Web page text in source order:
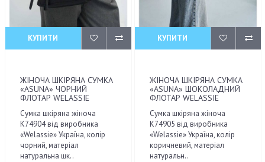
КУПИТИ
ЖІНОЧА ШКІРЯНА СУМКА
«ASUNA» ЧОРНИЙ
ФЛОТАР WELASSIE
Сумка шкіряна жіноча
K74904 від виробника
«Welassie» Україна, колір
чорний, матеріал
натуральна шк..
КУПИТИ
ЖІНОЧА ШКІРЯНА СУМКА
«ASUNA» ШОКОЛАДНИЙ
ФЛОТАР WELASSIE
Сумка шкіряна жіноча
K74905 від виробника
«Welassie» Україна, колір
коричневий, матеріал
натуральн..